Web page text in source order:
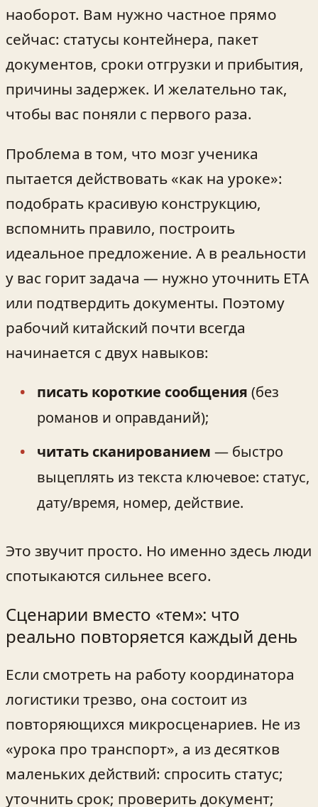
наоборот. Вам нужно частное прямо
сейчас: статусы контейнера, пакет
документов, сроки отгрузки и прибытия,
причины задержек. И желательно так,
чтобы вас поняли с первого раза.
Проблема в том, что мозг ученика
пытается действовать «как на уроке»:
подобрать красивую конструкцию,
вспомнить правило, построить
идеальное предложение. А в реальности
у вас горит задача — нужно уточнить ETA
или подтвердить документы. Поэтому
рабочий китайский почти всегда
начинается с двух навыков:
писать короткие сообщения (без
романов и оправданий);
читать сканированием — быстро
выцеплять из текста ключевое: статус,
дату/время, номер, действие.
Это звучит просто. Но именно здесь люди
спотыкаются сильнее всего.
Сценарии вместо «тем»: что
реально повторяется каждый день
Если смотреть на работу координатора
логистики трезво, она состоит из
повторяющихся микросценариев. Не из
«урока про транспорт», а из десятков
маленьких действий: спросить статус;
уточнить срок; проверить документ;